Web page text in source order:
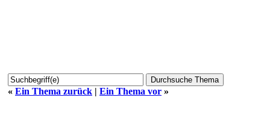
« Ein Thema zurück | Ein Thema vor »